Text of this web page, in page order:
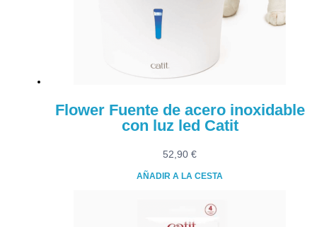
Flower Fuente de acero inoxidable
con luz led Catit
52,90 €
AÑADIR A LA CESTA